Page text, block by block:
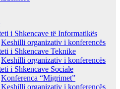
i Shkencave të Informatikës
Keshilli organizativ i konferencës
i Shkencave Teknike
Keshilli organizativ i konferencës
i Shkencave Sociale
Konferenca “Migrimet”
Keshilli organizativ i konferencës